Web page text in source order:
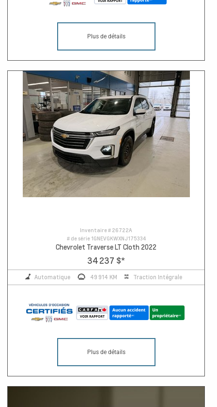
Plus de détails
Inventaire # 26722A
# de série 1GNEVGKWXNJ175334
Chevrolet Traverse LT Cloth 2022
34 237 $*
Automatique 49 914 KM Traction Intégrale
Plus de détails